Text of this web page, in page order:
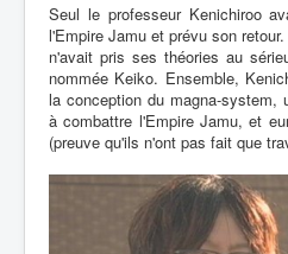
Seul le professeur Kenichiroo
l'Empire Jamu et prévu son
n'avait pris ses théories au
nommée Keiko. Ensemble,
la conception du magna-system,
à combattre l'Empire Jamu, et
(preuve qu'ils n'ont pas fait que